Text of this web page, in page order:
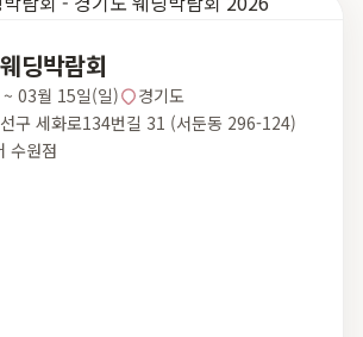
딩박람회
03월 15일(일)
경기도
구 세화로134번길 31 (서둔동 296-124)
수원점